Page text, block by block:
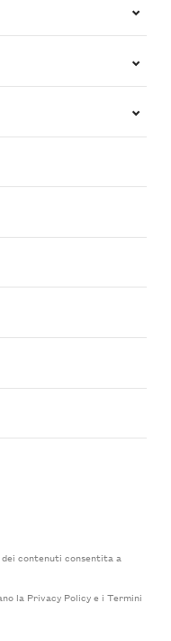
contenuti consentita a
la Privacy Policye i Termini